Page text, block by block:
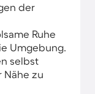
der
Ruhe
Umgebung.
selbst
Nähe zu